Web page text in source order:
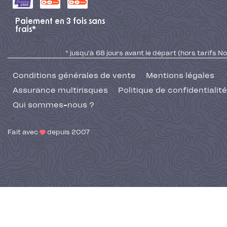
Paiement en 3 fois sans
frais*
* jusqu'à 68 jours avant le départ (hors tarifs No
Conditions générales de vente
Mentions légales
Assurance multirisques
Politique de confidentialité
Qui sommes-nous ?
Fait avec depuis 2007